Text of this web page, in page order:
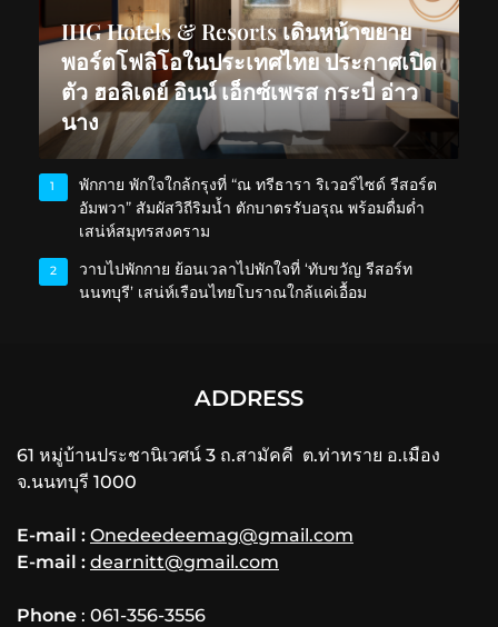
IHG Hotels & Resorts เดินหน้าขยาย
พอร์ตโฟลิโอในประเทศไทย ประกาศเปิด
ตัว ฮอลิเดย์ อินน์ เอ็กซ์เพรส กระบี่ อ่าว
นาง
1
พักกาย พักใจใกล้กรุงที่ “ณ ทรีธารา ริเวอร์ไซด์ รีสอร์ต
อัมพวา” สัมผัสวิถีริมน้ำ ตักบาตรรับอรุณ พร้อมดื่มด่ำ
เสน่ห์สมุทรสงคราม
2
วาบไปพักกาย ย้อนเวลาไปพักใจที่ ‘ทับขวัญ รีสอร์ท
นนทบุรี’ เสน่ห์เรือนไทยโบราณใกล้แค่เอื้อม
ADDRESS
61 หมู่บ้านประชานิเวศน์ 3 ถ.สามัคคี ต.ท่าทราย อ.เมือง
จ.นนทบุรี 1000
E-mail : Onedeedeemag@gmail.com
E-mail : dearnitt@gmail.com
Phone : 061-356-3556